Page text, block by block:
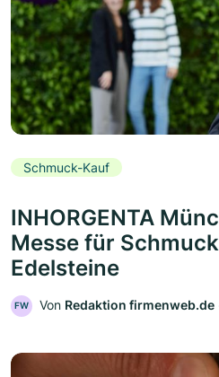
Schmuck-Kauf
INHORGENTA
Messe für
Edelsteine
FW Von Redaktion firmenweb.de